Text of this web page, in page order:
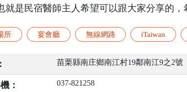
就是民宿醫師主人希望可以跟大家分享的
所 宴會廳 無線網路 iTaiwan
苗栗縣南庄鄉南江村19鄰南江9之2號
： 037-821258